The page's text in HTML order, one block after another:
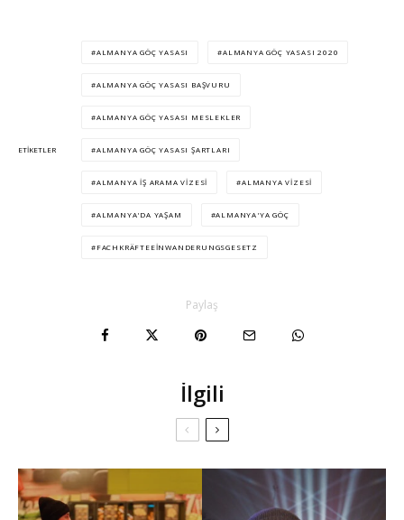
ETIKETLER
ALMANYA GÖÇ YASASI ALMANYA GÖÇ YASASI 2020
ALMANYA GÖÇ YASASI BAŞVURU
ALMANYA GÖÇ YASASI MESLEKLER
ALMANYA GÖÇ YASASI ŞARTLARI
ALMANYA IŞ ARAMA VIZESI ALMANYA VIZESI
ALMANYA'DA YAŞAM ALMANYA'YA GÖÇ
FACHKRÄFTEEINWANDERUNGSGESETZ
Paylaş
İlgili